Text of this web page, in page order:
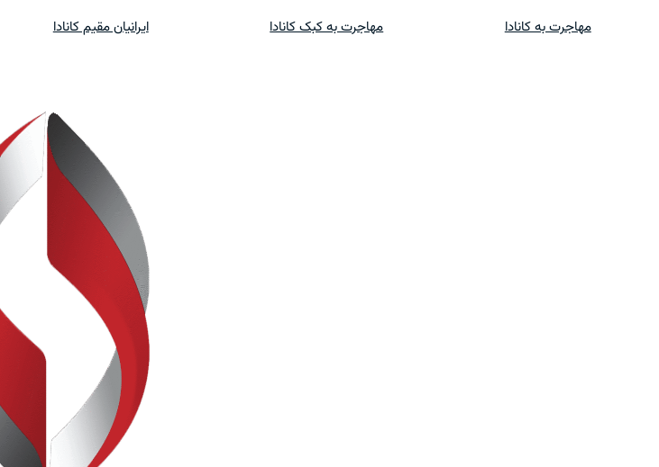
مهاجرت به کانادا مهاجرت به کبک کانادا ایرانیان مقیم کانادا